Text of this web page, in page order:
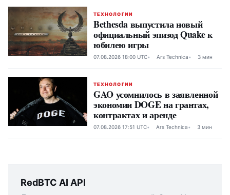
ТЕХНОЛОГИИ
Bethesda выпустила новый
официальный эпизод Quake к
юбилею игры
07.08.2026 18:00 UTC Ars Technica 3 мин
ТЕХНОЛОГИИ
GAO усомнилось в заявленной
экономии DOGE на грантах,
контрактах и аренде
07.08.2026 17:51 UTC Ars Technica 3 мин
RedBTC AI API